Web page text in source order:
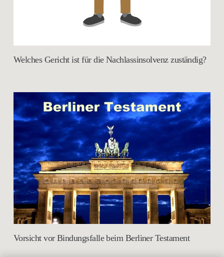
Welches Gericht ist für die Nachlassinsolvenz zuständig?
Vorsicht vor Bindungsfalle beim Berliner Testament